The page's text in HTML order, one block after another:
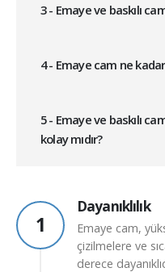
3 - Emaye ve baskılı
4 - Emaye cam ne kadar
5 - Emaye ve baskılı
kolay mıdır?
1
Dayanıklılık
Emaye cam,
çizilmelere ve
derece